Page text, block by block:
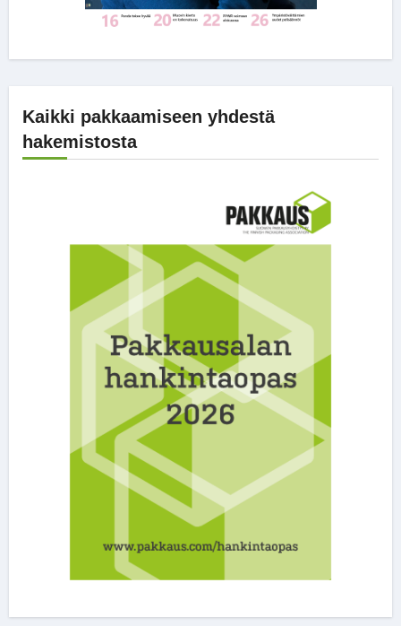
Kaikki pakkaamiseen yhdestä
hakemistosta